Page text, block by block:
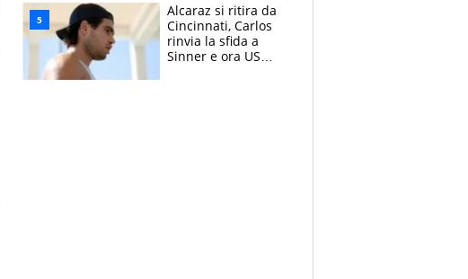
Alcaraz si ritira da
Cincinnati, Carlos
rinvia la sfida a
Sinner e ora US